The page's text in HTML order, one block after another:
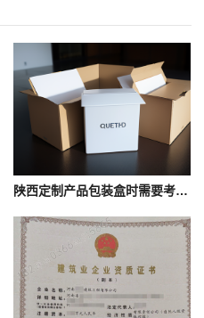
陕西定制产品包装盒时需要考虑哪些因素